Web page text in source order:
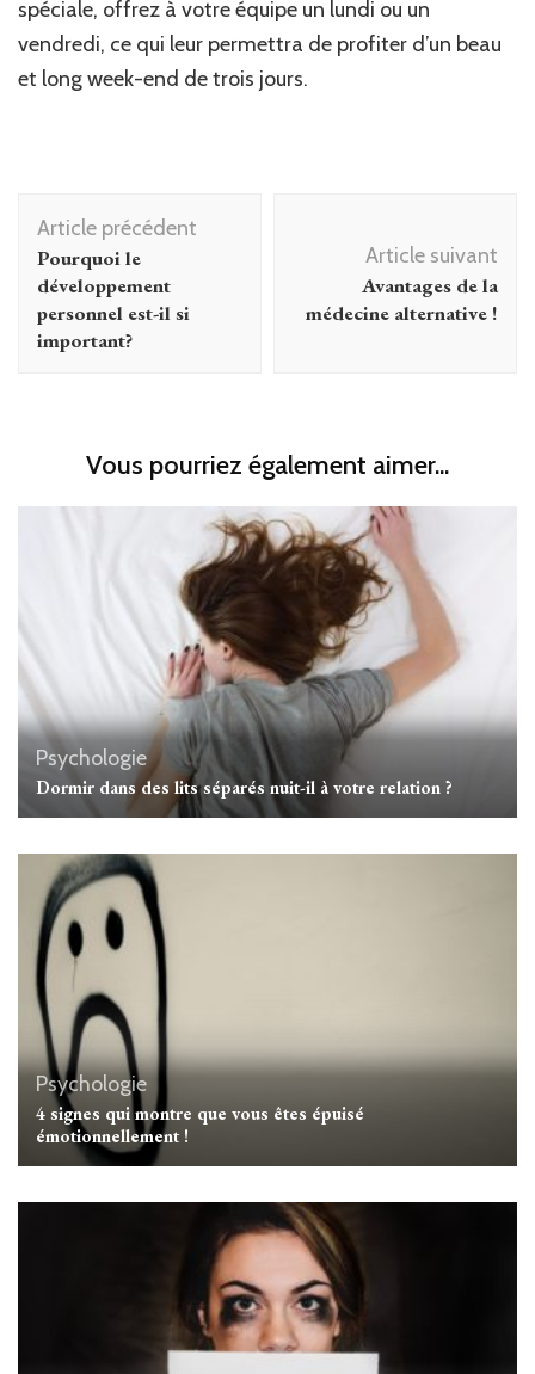
spéciale, offrez à votre équipe un lundi ou un
vendredi, ce qui leur permettra de profiter d’un beau
et long week-end de trois jours.
Navigation
d'article
Article précédent
Pourquoi le
développement
personnel est-il si
important?
Article suivant
Avantages de la
médecine alternative !
Vous pourriez également aimer...
Psychologie
Dormir dans des lits séparés nuit-il à votre relation ?
Psychologie
4 signes qui montre que vous êtes épuisé
émotionnellement !